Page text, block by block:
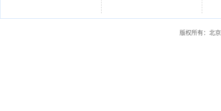
版权所有：北